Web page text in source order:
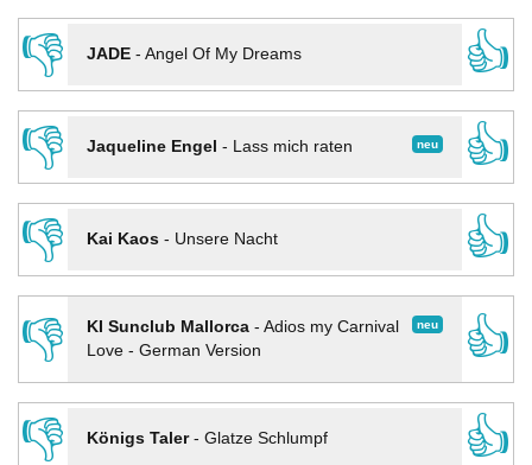
👎
JADE- Angel Of My Dreams
👍
👎
neu
Jaqueline Engel - Lass mich raten
👍
👎
Kai Kaos- Unsere Nacht
👍
👎
neu
KI Sunclub Mallorca- Adios my Carnival
Love - German Version
👍
👎
Königs Taler- Glatze Schlumpf
👍